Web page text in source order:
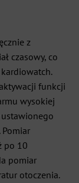
z
czasowy, co
funkcji
wysokiej
ustawionego
po 10
pomiar
otoczenia.